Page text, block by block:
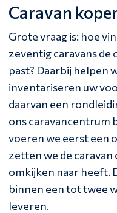
Caravan
Grote vraag is: hoe
zeventig caravans de
past? Daarbij helpen
inventariseren uw
daarvan een
ons caravancentrum
voeren we eerst een
zetten we de caravan
omkijken naar heeft.
binnen een tot twee
leveren.